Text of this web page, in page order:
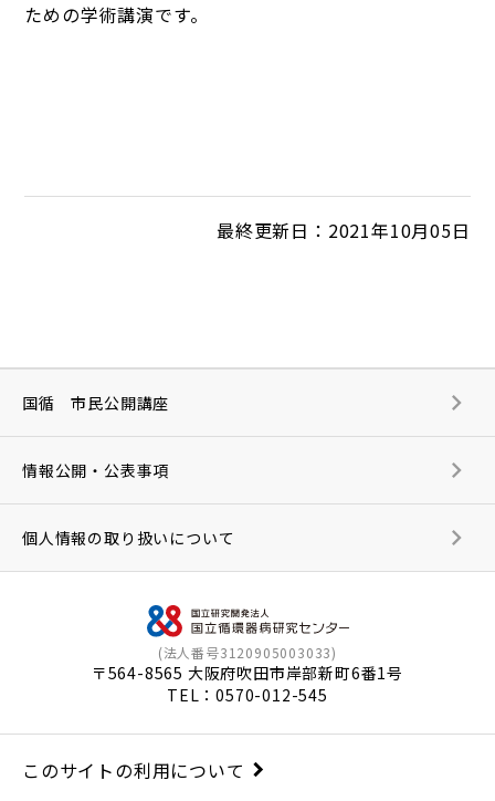
ための学術講演です。
最終更新日：2021年10月05日
(法人番号3120905003033)
〒564-8565 大阪府吹田市岸部新町6番1号
TEL：0570-012-545
国循 市民公開講座
情報公開・公表事項
個人情報の取り扱いについて
このサイトの利用について